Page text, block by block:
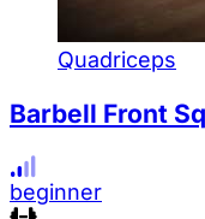
Quadriceps
Barbell Front
beginner